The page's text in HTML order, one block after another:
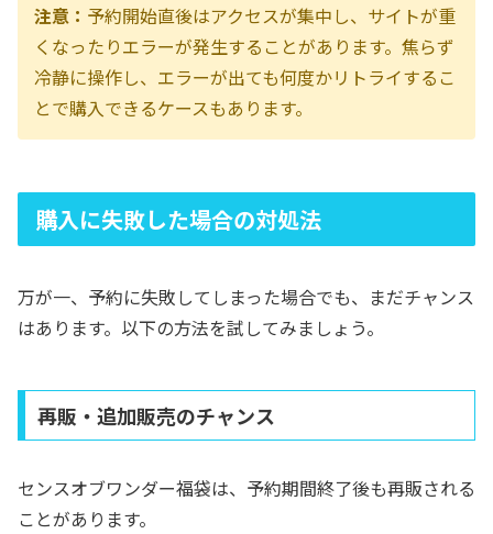
注意： 予約開始直後はアクセスが集中し、サイトが重
くなったりエラーが発生することがあります。焦らず
冷静に操作し、エラーが出ても何度かリトライするこ
とで購入できるケースもあります。
購入に失敗した場合の対処法
万が一、予約に失敗してしまった場合でも、まだチャンス
はあります。以下の方法を試してみましょう。
再販・追加販売のチャンス
センスオブワンダー福袋は、予約期間終了後も再販される
ことがあります。